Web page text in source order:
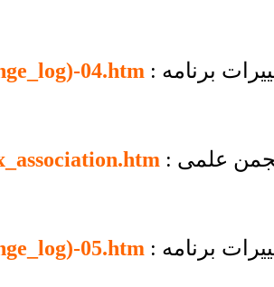
04.htm برنامه
علمی
05.htm برنامه